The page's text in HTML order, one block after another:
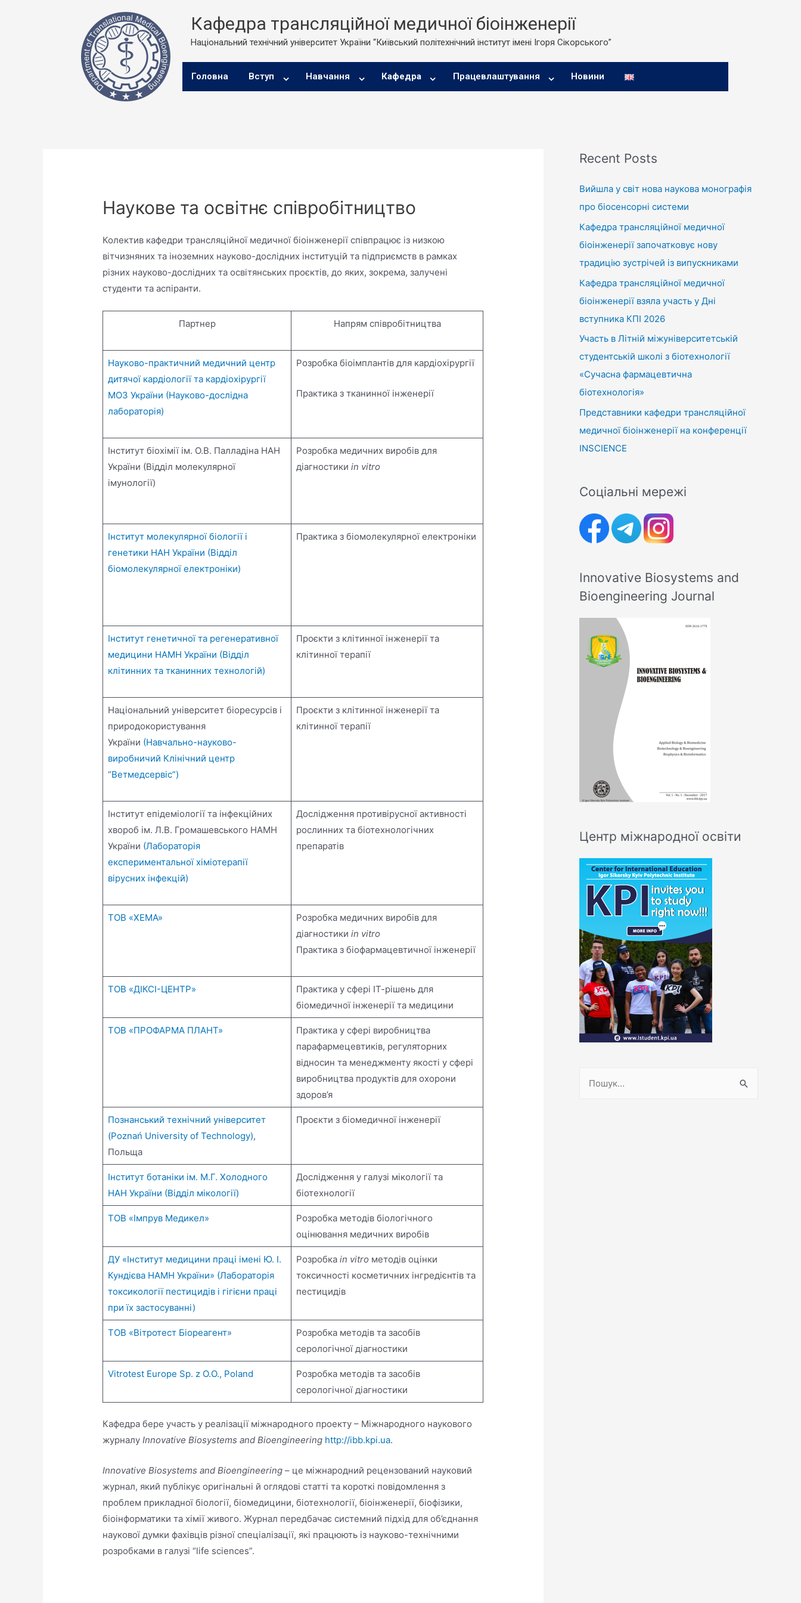
Кафедра трансляційної медичної біоінженерії
Національний технічний університет України “Київський політехнічний інститут імені Ігоря Сікорського”
Головна Вступ Навчання Кафедра Працевлаштування Новини
Наукове та освітнє співробітництво
Колектив кафедри трансляційної медичної біоінженерії співпрацює із низкою
вітчизняних та іноземних науково-дослідних інституцій та підприємств в рамках
різних науково-дослідних та освітянських проєктів, до яких, зокрема, залучені
студенти та аспіранти.
Партнер Напрям співробітництва
Науково-практичний медичний центр
дитячої кардіології та кардіохірургії
МОЗ України (Науково-дослідна
лабораторія)
Розробка біоімплантів для кардіохірургії
Практика з тканинної інженерії
Інститут біохімії ім. О.В. Палладіна НАН
України (Відділ молекулярної
імунології)
Розробка медичних виробів для
діагностики in vitro
Інститут молекулярної біології і
генетики НАН України (Відділ
біомолекулярної електроніки)
Практика з біомолекулярної електроніки
Інститут генетичної та регенеративної
медицини НАМН України (Відділ
клітинних та тканинних технологій)
Проєкти з клітинної інженерії та
клітинної терапії
Національний університет біоресурсів і
природокористування
України (Навчально-науково-
виробничий Клінічний центр
“Ветмедсервіс”)
Проєкти з клітинної інженерії та
клітинної терапії
Інститут епідеміології та інфекційних
хвороб ім. Л.В. Громашевського НАМН
України (Лабораторія
експериментальної хіміотерапії
вірусних інфекцій)
Дослідження противірусної активності
рослинних та біотехнологічних
препаратів
ТОВ «ХЕМА»
Розробка медичних виробів для
діагностики in vitro
Практика з біофармацевтичної інженерії
ТОВ «ДІКСІ-ЦЕНТР»
Практика у сфері ІТ-рішень для
біомедичної інженерії та медицини
ТОВ «ПРОФАРМА ПЛАНТ»
Практика у сфері виробництва
парафармецевтиків, регуляторних
відносин та менеджменту якості у сфері
виробництва продуктів для охорони
здоров’я
Познанський технічний університет
(Poznań University of Technology),
Польща
Проєкти з біомедичної інженерії
Інститут ботаніки ім. М.Г. Холодного
НАН України (Відділ мікології)
Дослідження у галузі мікології та
біотехнології
ТОВ «Імпрув Медикел»
Розробка методів біологічного
оцінювання медичних виробів
ДУ «Інститут медицини праці імені Ю. І.
Кундієва НАМН України» (Лабораторія
токсикології пестицидів і гігієни праці
при їх застосуванні)
Розробка in vitroметодів оцінки
токсичності косметичних інгредієнтів та
пестицидів
ТОВ «Вітротест Біореагент»
Розробка методів та засобів
серологічної діагностики
Vitrotest Europe Sp. z O.O., Poland
Розробка методів та засобів
серологічної діагностики
Кафедра бере участь у реалізації міжнародного проекту – Міжнародного наукового
журналуInnovative Biosystems and Bioengineering http://ibb.kpi.ua.
Innovative Biosystems and Bioengineering – це міжнародний рецензований науковий
журнал, який публікує оригінальні й оглядові статті та короткі повідомлення з
проблем прикладної біології, біомедицини, біотехнології, біоінженерії, біофізики,
біоінформатики та хімії живого. Журнал передбачає системний підхід для об’єднання
наукової думки фахівців різної спеціалізації, які працюють із науково-технічними
розробками в галузі “life sciences”.
Recent Posts
Вийшла у світ нова наукова монографія
про біосенсорні системи
Кафедра трансляційної медичної
біоінженерії започатковує нову
традицію зустрічей із випускниками
Кафедра трансляційної медичної
біоінженерії взяла участь у Дні
вступника КПІ 2026
Участь в Літній міжуніверситетській
студентській школі з біотехнології
«Сучасна фармацевтична
біотехнологія»
Представники кафедри трансляційної
медичної біоінженерії на конференції
INSCIENCE
Соціальні мережі
Innovative Biosystems and
Bioengineering Journal
Центр міжнародної освіти